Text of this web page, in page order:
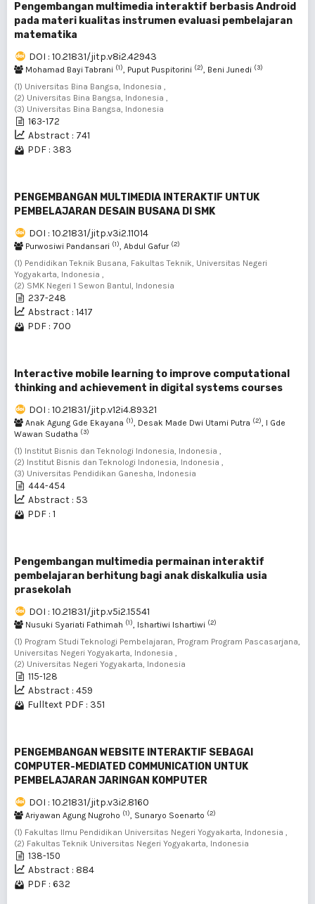
Pengembangan multimedia interaktif berbasis Android
pada materi kualitas instrumen evaluasi pembelajaran
matematika
DOI : 10.21831/jitp.v8i2.42943
Mohamad Bayi Tabrani (1), Puput Puspitorini (2), Beni Junedi (3)
(1) Universitas Bina Bangsa, Indonesia ,
(2) Universitas Bina Bangsa, Indonesia ,
(3) Universitas Bina Bangsa, Indonesia
163-172
Abstract : 741
PDF : 383
PENGEMBANGAN MULTIMEDIA INTERAKTIF UNTUK
PEMBELAJARAN DESAIN BUSANA DI SMK
DOI : 10.21831/jitp.v3i2.11014
Purwosiwi Pandansari (1), Abdul Gafur (2)
(1) Pendidikan Teknik Busana, Fakultas Teknik, Universitas Negeri
Yogyakarta, Indonesia ,
(2) SMK Negeri 1 Sewon Bantul, Indonesia
237-248
Abstract : 1417
PDF : 700
Interactive mobile learning to improve computational
thinking and achievement in digital systems courses
DOI : 10.21831/jitp.v12i4.89321
Anak Agung Gde Ekayana (1), Desak Made Dwi Utami Putra (2), I Gde
Wawan Sudatha (3)
(1) Institut Bisnis dan Teknologi Indonesia, Indonesia ,
(2) Institut Bisnis dan Teknologi Indonesia, Indonesia ,
(3) Universitas Pendidikan Ganesha, Indonesia
444-454
Abstract : 53
PDF : 1
Pengembangan multimedia permainan interaktif
pembelajaran berhitung bagi anak diskalkulia usia
prasekolah
DOI : 10.21831/jitp.v5i2.15541
Nusuki Syariati Fathimah (1), Ishartiwi Ishartiwi (2)
(1) Program Studi Teknologi Pembelajaran, Program Program Pascasarjana,
Universitas Negeri Yogyakarta, Indonesia ,
(2) Universitas Negeri Yogyakarta, Indonesia
115-128
Abstract : 459
Fulltext PDF : 351
PENGEMBANGAN WEBSITE INTERAKTIF SEBAGAI
COMPUTER-MEDIATED COMMUNICATION UNTUK
PEMBELAJARAN JARINGAN KOMPUTER
DOI : 10.21831/jitp.v3i2.8160
Ariyawan Agung Nugroho (1), Sunaryo Soenarto (2)
(1) Fakultas Ilmu Pendidikan Universitas Negeri Yogyakarta, Indonesia ,
(2) Fakultas Teknik Universitas Negeri Yogyakarta, Indonesia
138-150
Abstract : 884
PDF : 632